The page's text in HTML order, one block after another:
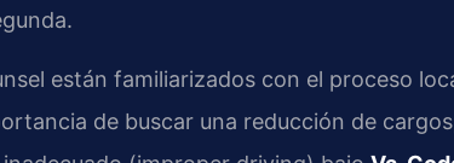
están familiarizados con el proceso
de buscar una reducción de